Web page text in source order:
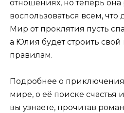
отношениях, но теперь она
воспользоваться всем, что
Мир от проклятия пусть
а Юлия будет строить
правилам.
Подробнее о
мире, о её поиске счастья
вы узнаете, прочитав